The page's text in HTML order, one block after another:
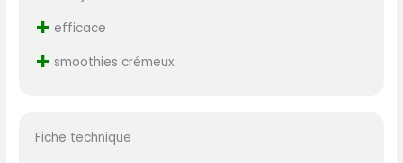
+ efficace
+ smoothies crémeux
Fiche technique